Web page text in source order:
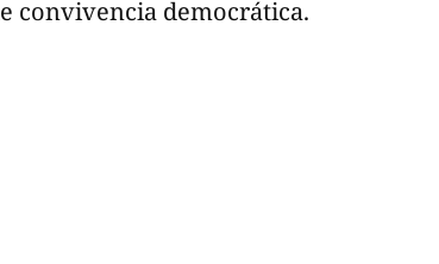
convivencia democrática.